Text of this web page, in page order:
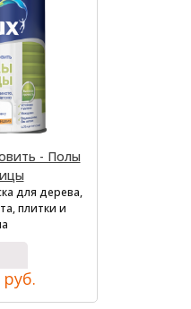
- Полы
для дерева,
плитки и